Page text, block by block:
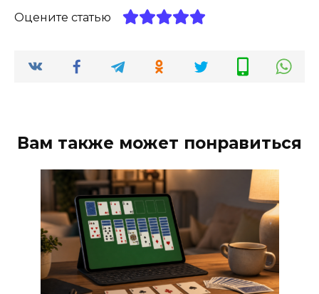
Оцените статью
Вам также может понравиться